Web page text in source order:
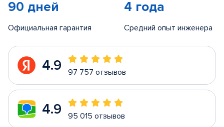
90 дней
Официальная гарантия
4 года
Средний опыт инженера
4.9 97 757 отзывов
4.9 95 015 отзывов